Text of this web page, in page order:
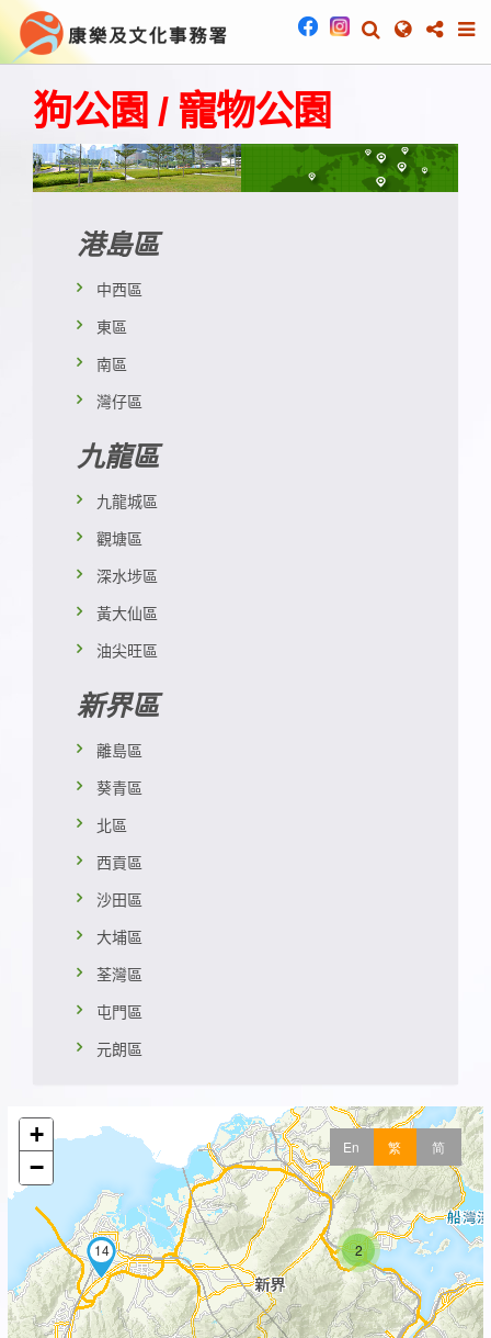
狗公園 / 寵物公園
港島區
中西區
東區
南區
灣仔區
九龍區
九龍城區
觀塘區
深水埗區
黃大仙區
油尖旺區
新界區
離島區
葵青區
北區
西貢區
沙田區
大埔區
荃灣區
屯門區
元朗區